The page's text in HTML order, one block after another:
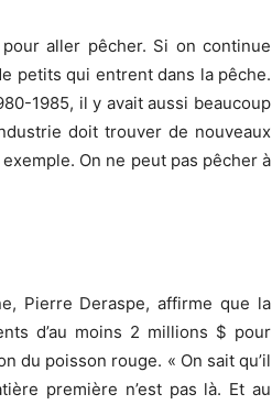
aller pêcher. Si on continue
petits qui entrent dans la pêche.
1985, il y avait aussi beaucoup
doit trouver de nouveaux
On ne peut pas pêcher à
Pierre Deraspe, affirme que la
d’au moins 2 millions $ pour
du poisson rouge. « On sait qu’il
première n’est pas là. Et au